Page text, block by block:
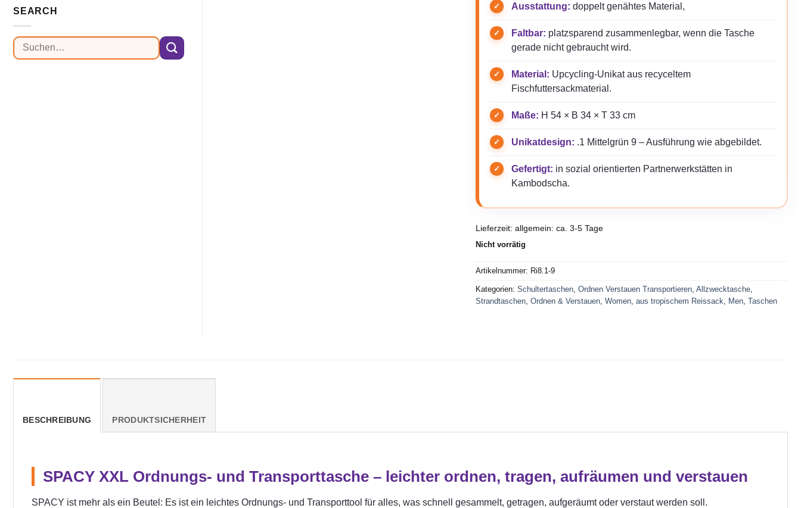
Ausstattung: doppelt genähtes Material,
Faltbar: platzsparend zusammenlegbar, wenn die Tasche
gerade nicht gebraucht wird.
Material: Upcycling-Unikat aus recyceltem
Fischfuttersackmaterial.
Maße: H 54 × B 34 × T 33 cm
Unikatdesign: .1 Mittelgrün 9 – Ausführung wie abgebildet.
Gefertigt: in sozial orientierten Partnerwerkstätten in
Kambodscha.
Lieferzeit: allgemein: ca. 3-5 Tage
Nicht vorrätig
Artikelnummer: Ri8.1-9
Kategorien: Schultertaschen, Ordnen Verstauen Transportieren, Allzwecktasche,
Strandtaschen, Ordnen & Verstauen, Women, aus tropischem Reissack Men, Taschen
SEARCH
Suchen
nach:
BESCHREIBUNG PRODUKTSICHERHEIT
SPACY XXL Ordnungs- und Transporttasche – leichter ordnen, tragen, aufräumen und verstauen
SPACY ist mehr als ein Beutel: Es ist ein leichtes Ordnungs- und Transporttool für alles, was schnell gesammelt, getragen, aufgeräumt oder verstaut werden soll.